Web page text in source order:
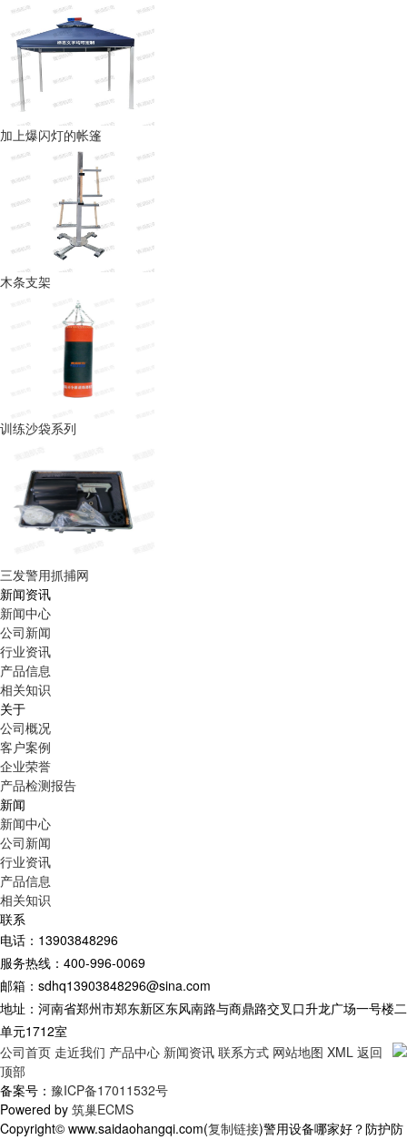
加上爆闪灯的帐篷
木条支架
训练沙袋系列
三发警用抓捕网
新闻资讯
新闻中心
公司新闻
行业资讯
产品信息
相关知识
关于
公司概况
客户案例
企业荣誉
产品检测报告
新闻
新闻中心
公司新闻
行业资讯
产品信息
相关知识
联系
电话：13903848296
服务热线：400-996-0069
邮箱：sdhq13903848296@sina.com
地址：河南省郑州市郑东新区东风南路与商鼎路交叉口升龙广场一号楼二
单元1712室
公司首页 走近我们 产品中心 新闻资讯 联系方式 网站地图 XML 返回
顶部
备案号： 豫ICP备17011532号
Powered by 筑巢ECMS
Copyright© www.saidaohangqi.com(复制链接)警用设备哪家好？防护防